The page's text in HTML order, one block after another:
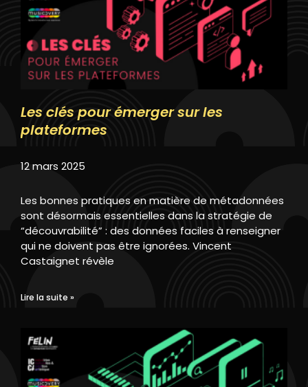
Les clés pour émerger sur les
plateformes
12 mars 2025
Les bonnes pratiques en matière de métadonnées
sont désormais essentielles dans la stratégie de
“découvrabilité” : des données faciles à renseigner
qui ne doivent pas être ignorées. Vincent
Castaignet révèle
Lire la suite »